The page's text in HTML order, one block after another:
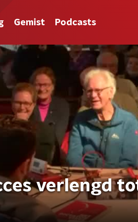
Gemist Podcasts
verlengd